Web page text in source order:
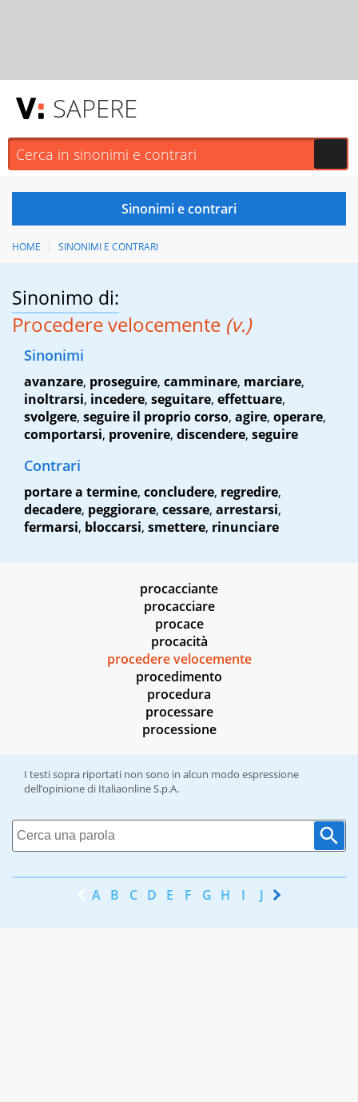
SAPERE
HOME SINONIMI E CONTRARI
Sinonimo di:
Procedere velocemente (v.)
Sinonimi
avanzare, proseguire, camminare, marciare,
inoltrarsi, incedere, seguitare, effettuare,
svolgere, seguire il proprio corso, agire, operare,
comportarsi, provenire, discendere, seguire
Contrari
portare a termine, concludere, regredire,
decadere, peggiorare, cessare, arrestarsi,
fermarsi, bloccarsi, smettere, rinunciare
procacciante
procacciare
procace
procacità
procedere velocemente
procedimento
procedura
processare
processione
I testi sopra riportati non sono in alcun modo espressione
dell’opinione di Italiaonline S.p.A.
A B C D E F G H I J K